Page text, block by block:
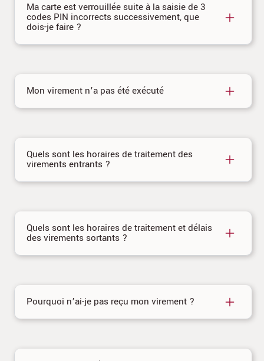
Ma carte est verrouillée suite à la saisie de 3
codes PIN incorrects successivement, que
dois-je faire ?
Mon virement n’a pas été exécuté
Quels sont les horaires de traitement des
virements entrants ?
Quels sont les horaires de traitement et délais
des virements sortants ?
Pourquoi n’ai-je pas reçu mon virement ?